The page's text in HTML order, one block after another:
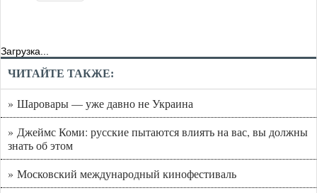
Загрузка...
ЧИТАЙТЕ ТАКЖЕ:
» Шаровары — уже давно не Украина
» Джеймс Коми: русские пытаются влиять на вас, вы должны
знать об этом
» Московский международный кинофестиваль